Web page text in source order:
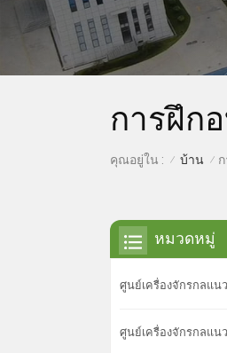
การฝึก
คุณอยู่ใน : / บ้าน /
หมวดหมู่
ศูนย์เครื่องจักรกลแน
ศูนย์เครื่องจักรกลแน